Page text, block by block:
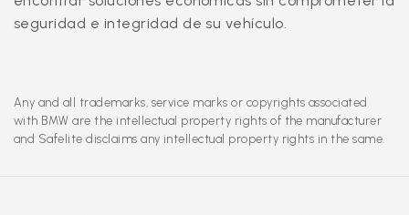
seguridad e integridad de su vehículo.
Any and all trademarks, service marks or copyrights associated
with BMW are the intellectual property rights of the manufacturer
and Safelite disclaims any intellectual property rights in the same.